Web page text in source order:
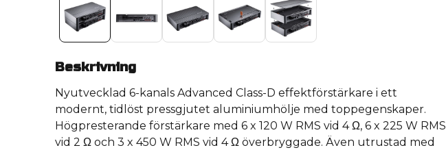
Beskrivning
Nyutvecklad 6-kanals Advanced Class-D effektförstärkare i ett
modernt, tidlöst pressgjutet aluminiumhölje med toppegenskaper.
Högpresterande förstärkare med 6 x 120 W RMS vid 4 Ω, 6 x 225 W RMS
vid 2 Ω och 3 x 450 W RMS vid 4 Ω överbryggade. Även utrustad med